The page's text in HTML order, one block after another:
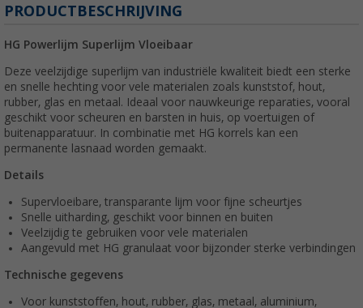
PRODUCTBESCHRIJVING
HG Powerlijm Superlijm Vloeibaar
Deze veelzijdige superlijm van industriële kwaliteit biedt een sterke
en snelle hechting voor vele materialen zoals kunststof, hout,
rubber, glas en metaal. Ideaal voor nauwkeurige reparaties, vooral
geschikt voor scheuren en barsten in huis, op voertuigen of
buitenapparatuur. In combinatie met HG korrels kan een
permanente lasnaad worden gemaakt.
Details
Supervloeibare, transparante lijm voor fijne scheurtjes
Snelle uitharding, geschikt voor binnen en buiten
Veelzijdig te gebruiken voor vele materialen
Aangevuld met HG granulaat voor bijzonder sterke verbindingen
Technische gegevens
Voor kunststoffen, hout, rubber, glas, metaal, aluminium,